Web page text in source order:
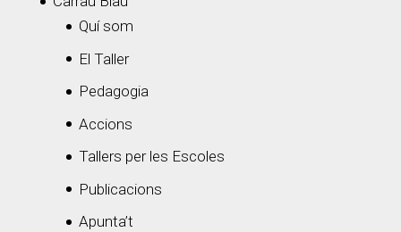
Quí som
El Taller
Pedagogia
Accions
Tallers per les Escoles
Publicacions
Apunta’t